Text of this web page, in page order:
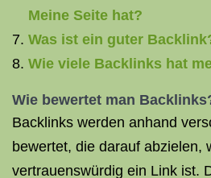
Meine Seite hat?
Was ist ein guter
Wie viele Backlinks hat
Wie bewertet man
Backlinks werden anhand
bewertet, die darauf abzielen,
vertrauenswürdig ein Link ist.